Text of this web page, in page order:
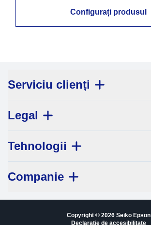
Configurați produsul
Serviciu clienți
Legal
Tehnologii
Companie
Copyright © 2026 Seiko Epson
Declarație de accesibilitate